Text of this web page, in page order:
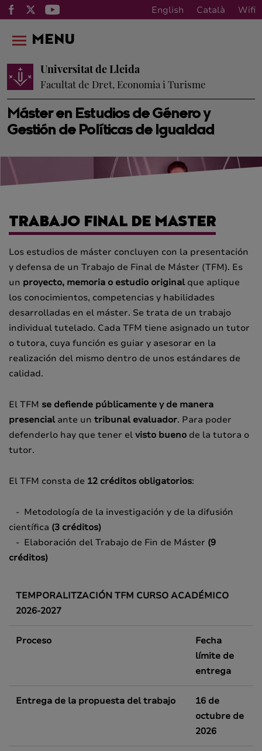
English Català Wifi
Máster en Estudios de Género y
Gestión de Políticas de Igualdad
Universitat de Lleida
Facultat de Dret, Economia i Turisme
MENU
TRABAJO FINAL DE MASTER
Los estudios de máster concluyen con la presentación
y defensa de un Trabajo de Final de Máster (TFM). Es
un proyecto, memoria o estudio originalque aplique
los conocimientos, competencias y habilidades
desarrolladas en el máster. Se trata de un trabajo
individual tutelado. Cada TFM tiene asignado un tutor
o tutora, cuya función es guiar y asesorar en la
realización del mismo dentro de unos estándares de
calidad.
El TFM se defiende públicamente y de manera
presencial ante un tribunal evaluador. Para poder
defenderlo hay que tener el visto bueno de la tutora o
tutor.
El TFM consta de 12 créditos obligatorios:
- Metodología de la investigación y de la difusión
científica (3 créditos)
- Elaboración del Trabajo de Fin de Máster (9
créditos)
TEMPORALITZACIÓN TFM CURSO ACADÉMICO
2026-2027
Proceso
Fecha
límite de
entrega
Entrega de la propuesta del trabajo
16 de
octubre de
2026